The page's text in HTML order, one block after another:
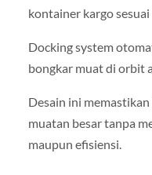
kontainer kargo
Docking system
bongkar muat di orbit
Desain ini
muatan besar tanpa
maupun efisiensi.